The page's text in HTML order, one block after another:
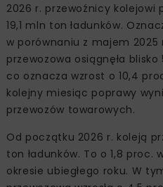
2026 r. przewoźnicy
19,1 mln ton ładunków.
w porównaniu z majem 2025
przewozowa osiągnęła
co oznacza wzrost o 10,4
kolejny miesiąc poprawy
przewozów towarowych.
Od początku 2026 r. koleją
ton ładunków. To o 1,8 proc.
okresie ubiegłego roku. W